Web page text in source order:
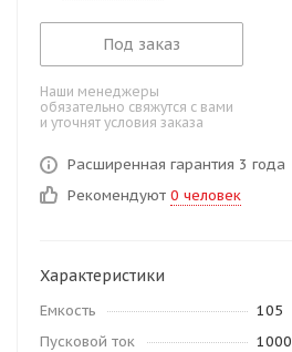
Под заказ
Наши менеджеры
обязательно свяжутся с вами
и уточнят условия заказа
Расширенная гарантия 3 года
Рекомендуют 0 человек
Характеристики
Емкость
105
Пусковой ток
1000